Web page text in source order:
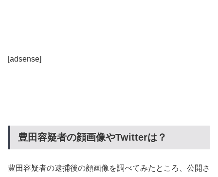
[adsense]
豊田容疑者の顔画像やTwitterは？
豊田容疑者の逮捕後の顔画像を調べてみたところ、公開さ